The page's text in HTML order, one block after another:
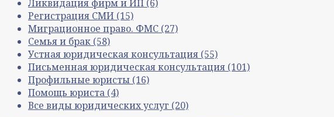
Ликвидация фирм и ИП (6)
Регистрация СМИ (15)
Миграционное право. ФМС (27)
Семья и брак (58)
Устная юридическая консультация (55)
Письменная юридическая консультация (101)
Профильные юристы (16)
Помощь юриста (4)
Все виды юридических услуг (20)